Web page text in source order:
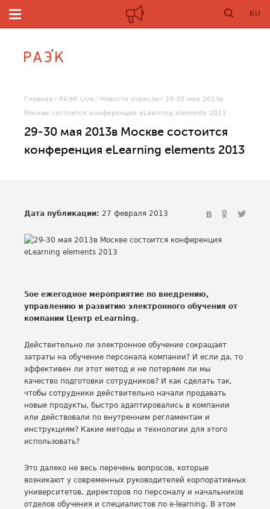
RU
Главная РАЭК Live Новости отрасли
29-30 мая 2013в
Москве состоится конференция eLearning elements 2013
29-30 мая 2013в Москве состоится
конференция eLearning elements 2013
Дата публикации: 27 февраля 2013
5ое ежегодное мероприятие по внедрению,
управлению и развитию электронного обучения от
компании Центр eLearning.
Действительно ли электронное обучение сокращает
затраты на обучение персонала компании? И если да, то
эффективен ли этот метод и не потеряем ли мы
качество подготовки сотрудников? И как сделать так,
чтобы сотрудники действительно начали продавать
новые продукты, быстро адаптировались в компании
или действовали по внутренним регламентам и
инструкциям? Какие методы и технологии для этого
использовать?
Это далеко не весь перечень вопросов, которые
возникают у современных руководителей корпоративных
университетов, директоров по персоналу и начальников
отделов обучения и специалистов по e-learning. В этом